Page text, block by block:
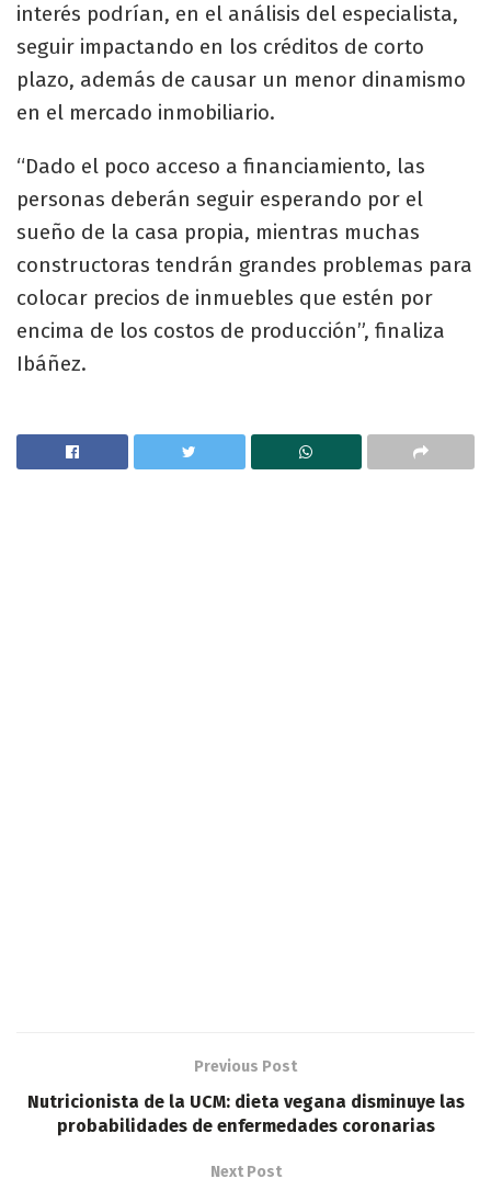
interés podrían, en el análisis del especialista,
seguir impactando en los créditos de corto
plazo, además de causar un menor dinamismo
en el mercado inmobiliario.
“Dado el poco acceso a financiamiento, las
personas deberán seguir esperando por el
sueño de la casa propia, mientras muchas
constructoras tendrán grandes problemas para
colocar precios de inmuebles que estén por
encima de los costos de producción”, finaliza
Ibáñez.
Previous Post
Nutricionista de la UCM: dieta vegana disminuye las
probabilidades de enfermedades coronarias
Next Post